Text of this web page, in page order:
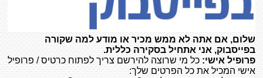
שלום, אם אתה לא ממש מכיר או מודע למה שקורה
בפייסבוק, אני אתחיל בסקירה כללית.
פרופיל אישי: כל מי שרוצה להירשם צריך לפתוח כרטיס / פרופיל
אישי המכיל את כל הפרטים שלך: